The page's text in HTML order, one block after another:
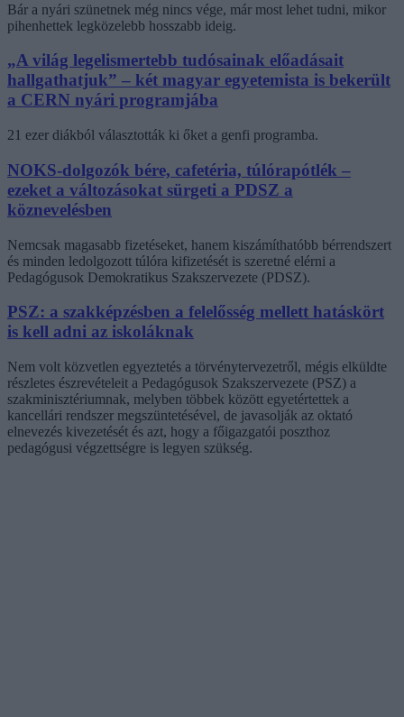
Bár a nyári szünetnek még nincs vége, már most lehet tudni, mikor
pihenhettek legközelebb hosszabb ideig.
„A világ legelismertebb tudósainak előadásait
hallgathatjuk” – két magyar egyetemista is bekerült
a CERN nyári programjába
21 ezer diákból választották ki őket a genfi programba.
NOKS-dolgozók bére, cafetéria, túlórapótlék –
ezeket a változásokat sürgeti a PDSZ a
köznevelésben
Nemcsak magasabb fizetéseket, hanem kiszámíthatóbb bérrendszert
és minden ledolgozott túlóra kifizetését is szeretné elérni a
Pedagógusok Demokratikus Szakszervezete (PDSZ).
PSZ: a szakképzésben a felelősség mellett hatáskört
is kell adni az iskoláknak
Nem volt közvetlen egyeztetés a törvénytervezetről, mégis elküldte
részletes észrevételeit a Pedagógusok Szakszervezete (PSZ) a
szakminisztériumnak, melyben többek között egyetértettek a
kancellári rendszer megszüntetésével, de javasolják az oktató
elnevezés kivezetését és azt, hogy a főigazgatói poszthoz
pedagógusi végzettségre is legyen szükség.